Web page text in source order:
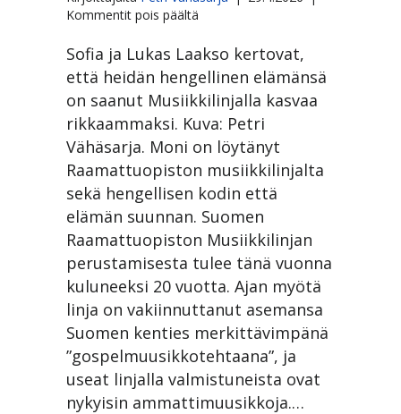
Kommentit pois päältä
20
vuotta
–
gospelmuusikoiden
sulatusuuni
vakiinnuttanut
paikkansa
Sofia ja Lukas Laakso kertovat,
että heidän hengellinen elämänsä
on saanut Musiikkilinjalla kasvaa
rikkaammaksi. Kuva: Petri
Vähäsarja. Moni on löytänyt
Raamattuopiston musiikkilinjalta
sekä hengellisen kodin että
elämän suunnan. Suomen
Raamattuopiston Musiikkilinjan
perustamisesta tulee tänä vuonna
kuluneeksi 20 vuotta. Ajan myötä
linja on vakiinnuttanut asemansa
Suomen kenties merkittävimpänä
”gospelmuusikkotehtaana”, ja
useat linjalla valmistuneista ovat
nykyisin ammattimuusikkoja.…